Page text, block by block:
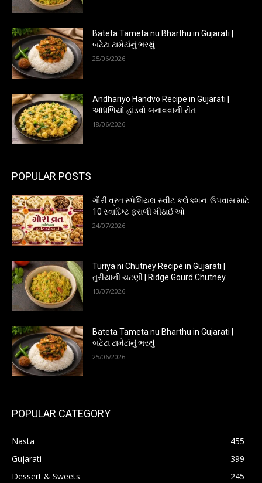
Bateta Tameta nu Bharthu in Gujarati |
બટેટા ટામેટાંનું ભરથું
25/06/2026
Andhariyo Handvo Recipe in Gujarati |
આંધળિયો હાંડવો બનાવવાની રીત
18/06/2026
POPULAR POSTS
ગૌરી વ્રત સ્પેશિયલ સ્વીટ કલેક્શન: ઉપવાસ માટે
10 સ્વાદિષ્ટ ફરાળી મીઠાઈઓ
24/07/2026
Turiya ni Chutney Recipe in Gujarati |
તુરીયાની ચટણી | Ridge Gourd Chutney
13/07/2026
Bateta Tameta nu Bharthu in Gujarati |
બટેટા ટામેટાંનું ભરથું
25/06/2026
POPULAR CATEGORY
Nasta
455
Gujarati
399
Dessert & Sweets
245